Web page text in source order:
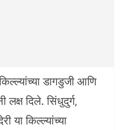
डागडुजी आणि
लक्ष दिले. सिंधुदुर्ग,
या किल्ल्यांच्या